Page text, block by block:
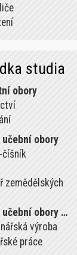
studia
obory
obory
číšník
zemědělských
obory …
výroba
práce